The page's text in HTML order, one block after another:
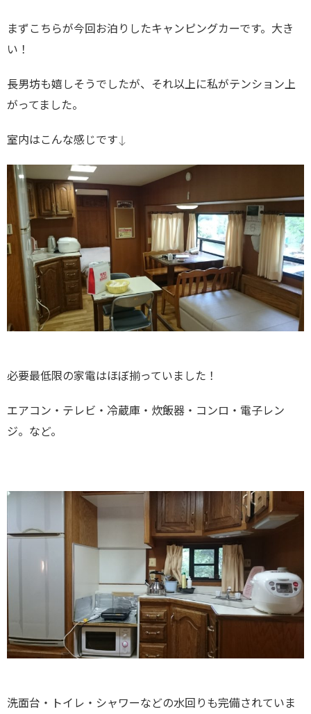
まずこちらが今回お泊りしたキャンピングカーです。大き
い！
長男坊も嬉しそうでしたが、それ以上に私がテンション上
がってました。
室内はこんな感じです↓
必要最低限の家電はほぼ揃っていました！
エアコン・テレビ・冷蔵庫・炊飯器・コンロ・電子レン
ジ。など。
洗面台・トイレ・シャワーなどの水回りも完備されていま